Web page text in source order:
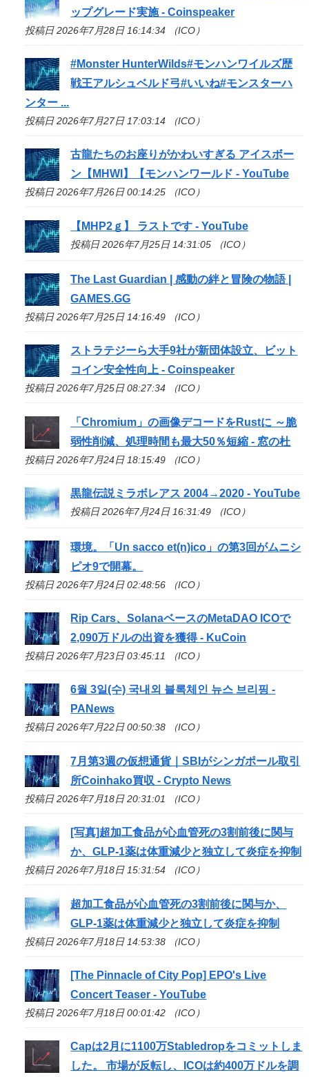
ップグレード実施 - Coinspeaker
投稿日 2026年7月28日 16:14:34 （ICO）
#Monster HunterWilds#モンハンワイルズ歴
戦王アルシュベルド弓#いいね#モンスターハ
ンター ...
投稿日 2026年7月27日 17:03:14 （ICO）
古龍たちのお座りがかわいすぎる アイスボー
ン【MHWI】【モンハンワールド - YouTube
投稿日 2026年7月26日 00:14:25 （ICO）
【MHP2ｇ】 ラストです - YouTube
投稿日 2026年7月25日 14:31:05 （ICO）
The Last Guardian | 感動の絆と冒険の物語 |
GAMES.GG
投稿日 2026年7月25日 14:16:49 （ICO）
ストラテジーら大手9社が新団体設立、ビット
コイン安全性向上 - Coinspeaker
投稿日 2026年7月25日 08:27:34 （ICO）
「Chromium」の画像デコードをRustに ～脆
弱性削減、処理時間も最大50％短縮 - 窓の杜
投稿日 2026年7月24日 18:15:49 （ICO）
黒龍伝説ミラボレアス 2004→2020 - YouTube
投稿日 2026年7月24日 16:31:49 （ICO）
環境。「Un sacco et(n)ico 」の第3回がムニシ
ピオ9で開幕。
投稿日 2026年7月24日 02:48:56 （ICO）
Rip Cars、SolanaベースのMetaDAO ICOで
2,090万ドルの出資を獲得 - KuCoin
投稿日 2026年7月23日 03:45:11 （ICO）
6월 3일(수) 국내외 블록체인 뉴스 브리핑 -
PANews
投稿日 2026年7月22日 00:50:38 （ICO）
7月第3週の仮想通貨｜SBIがシンガポール取引
所Coinhako買収 - Crypto News
投稿日 2026年7月18日 20:31:01 （ICO）
[写真]超加工食品が心血管死の3割前後に関与
か、GLP-1薬は体重減少と独立して炎症を抑制
投稿日 2026年7月18日 15:31:54 （ICO）
超加工食品が心血管死の3割前後に関与か、
GLP-1薬は体重減少と独立して炎症を抑制
投稿日 2026年7月18日 14:53:38 （ICO）
[The Pinnacle of City Pop] EPO's Live
Concert Teaser - YouTube
投稿日 2026年7月18日 00:01:42 （ICO）
Capは2月に1100万Stabledropをコミットしま
した。 市場が反転し、
ICOは約400万ドルを調